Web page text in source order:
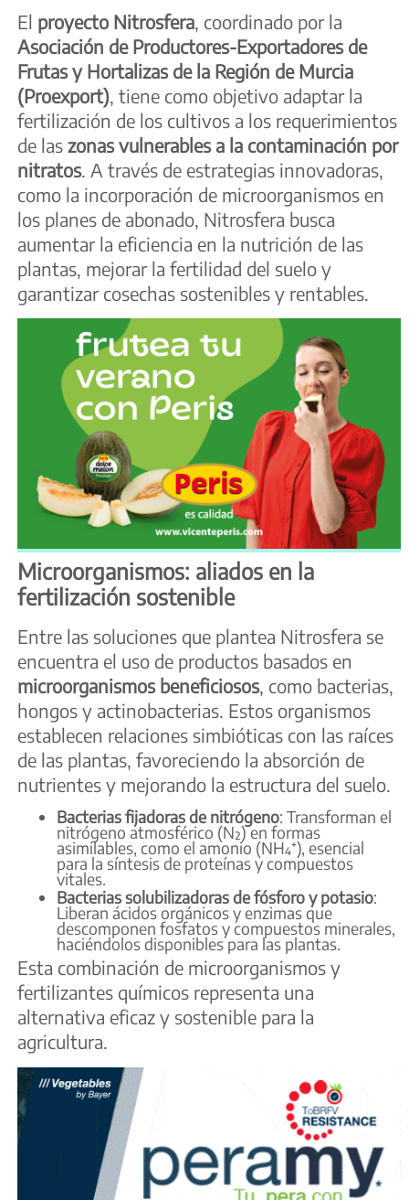
El proyecto Nitrosfera , coordinado por la
Asociación de Productores-Exportadores de
Frutas y Hortalizas de la Región de Murcia
(Proexport) , tiene como objetivo adaptar la
fertilización de los cultivos a los requerimientos
de las zonas vulnerables a la contaminación por
nitratos. A través de estrategias innovadoras,
como la incorporación de microorganismos en
los planes de abonado, Nitrosfera busca
aumentar la eficiencia en la nutrición de las
plantas, mejorar la fertilidad del suelo y
garantizar cosechas sostenibles y rentables.
Microorganismos: aliados en la
fertilización sostenible
Entre las soluciones que plantea Nitrosfera se
encuentra el uso de productos basados en
microorganismos beneficiosos, como bacterias,
hongos y actinobacterias. Estos organismos
establecen relaciones simbióticas con las raíces
de las plantas, favoreciendo la absorción de
nutrientes y mejorando la estructura del suelo.
Bacterias fijadoras de nitrógeno: Transforman el
nitrógeno atmosférico (N₂) en formas
asimilables, como el amonio (NH₄⁺), esencial
para la síntesis de proteínas y compuestos
vitales.
Bacterias solubilizadoras de fósforo y potasio:
Liberan ácidos orgánicos y enzimas que
descomponen fosfatos y compuestos minerales,
haciéndolos disponibles para las plantas.
Esta combinación de microorganismos y
fertilizantes químicos representa una
alternativa eficaz y sostenible para la
agricultura.